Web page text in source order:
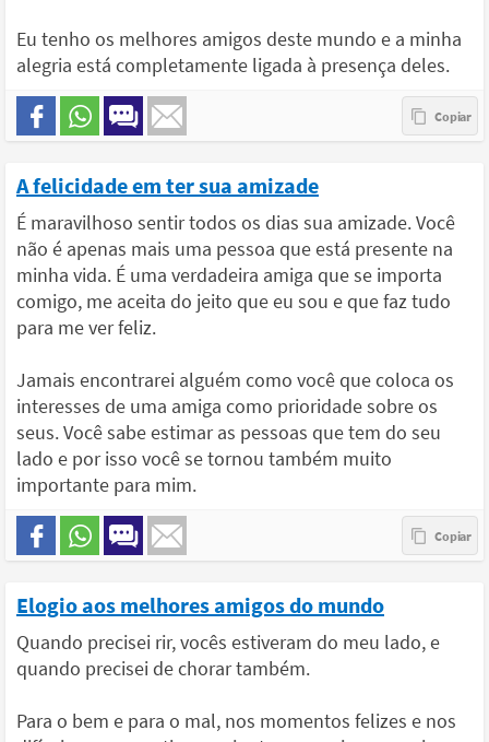
Eu tenho os melhores amigos deste mundo e a minha
alegria está completamente ligada à presença deles.
A felicidade em ter sua amizade
É maravilhoso sentir todos os dias sua amizade. Você
não é apenas mais uma pessoa que está presente na
minha vida. É uma verdadeira amiga que se importa
comigo, me aceita do jeito que eu sou e que faz tudo
para me ver feliz.
Jamais encontrarei alguém como você que coloca os
interesses de uma amiga como prioridade sobre os
seus. Você sabe estimar as pessoas que tem do seu
lado e por isso você se tornou também muito
importante para mim.
Elogio aos melhores amigos do mundo
Quando precisei rir, vocês estiveram do meu lado, e
quando precisei de chorar também.
Para o bem e para o mal, nos momentos felizes e nos